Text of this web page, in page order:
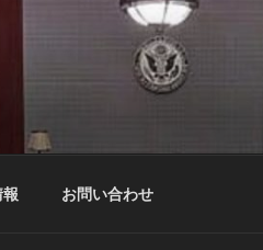
お問い合わせ